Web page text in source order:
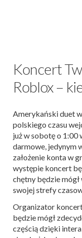
Koncert
Roblox –
Amerykański duet
polskiego czasu
już w sobotę o 1:00
darmowe, jedynym
założenie konta w
występie koncert
chętny będzie
swojej strefy
Organizator
będzie mógł
częścią dzięki